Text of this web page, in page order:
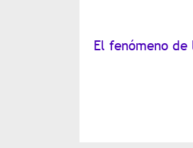
El fenómeno de